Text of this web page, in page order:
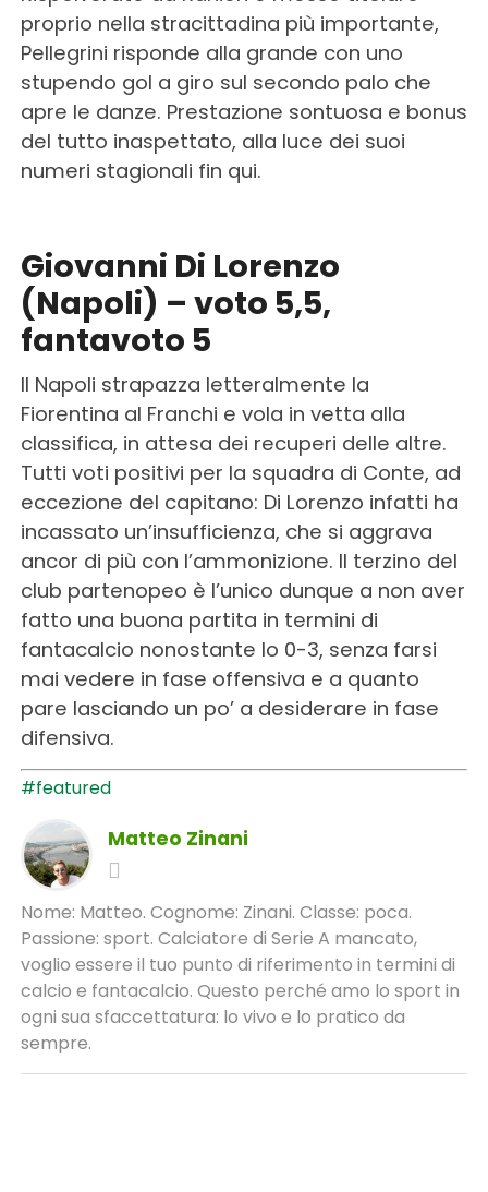
proprio nella stracittadina più importante,
Pellegrini risponde alla grande con uno
stupendo gol a giro sul secondo palo che
apre le danze. Prestazione sontuosa e bonus
del tutto inaspettato, alla luce dei suoi
numeri stagionali fin qui.
Giovanni Di Lorenzo
(Napoli) – voto 5,5,
fantavoto 5
Il Napoli strapazza letteralmente la
Fiorentina al Franchi e vola in vetta alla
classifica, in attesa dei recuperi delle altre.
Tutti voti positivi per la squadra di Conte, ad
eccezione del capitano: Di Lorenzo infatti ha
incassato un’insufficienza, che si aggrava
ancor di più con l’ammonizione. Il terzino del
club partenopeo è l’unico dunque a non aver
fatto una buona partita in termini di
fantacalcio nonostante lo 0-3, senza farsi
mai vedere in fase offensiva e a quanto
pare lasciando un po’ a desiderare in fase
difensiva.
#featured
Matteo Zinani
Nome: Matteo. Cognome: Zinani. Classe: poca.
Passione: sport. Calciatore di Serie A mancato,
voglio essere il tuo punto di riferimento in termini di
calcio e fantacalcio. Questo perché amo lo sport in
ogni sua sfaccettatura: lo vivo e lo pratico da
sempre.